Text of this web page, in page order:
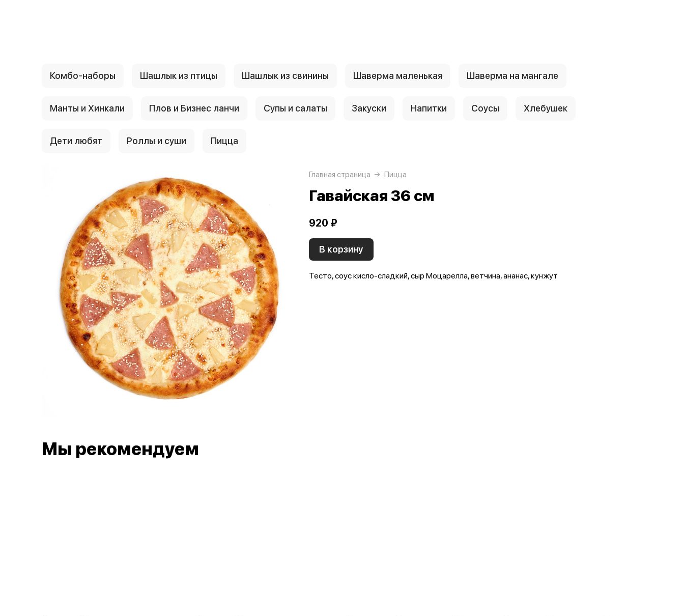
Комбо-наборы Шашлык из птицы Шашлык из свинины Шаверма маленькая Шаверма на мангале
Манты и Хинкали Плов и Бизнес ланчи Супы и салаты Закуски Напитки Соусы Хлебушек
Дети любят Роллы и суши Пицца
Главная страница Пицца
Гавайская 36 см
920 ₽
В корзину
Тесто, соус кисло-сладкий, сыр Моцарелла, ветчина, ананас, кунжут
Мы рекомендуем